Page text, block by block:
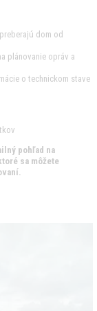
dom od
plánovanie opráv a
o technickom stave
pohľad na
sa môžete